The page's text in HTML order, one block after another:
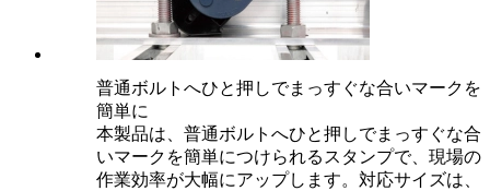
普通ボルトへひと押しでまっすぐな合いマークを
簡単に
本製品は、普通ボルトへひと押しでまっすぐな合
いマークを簡単につけられるスタンプで、現場の
作業効率が大幅にアップします。対応サイズは、